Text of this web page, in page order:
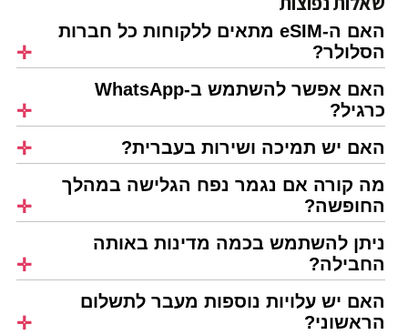
האם ה-eSIM מתאים ללקוחות כל חברות
הסלולר?
האם אפשר להשתמש ב-WhatsApp
כרגיל?
האם יש תמיכה ושירות בעברית?
מה קורה אם נגמר נפח הגלישה במהלך
החופשה?
ניתן להשתמש בכמה מדינות באותה
החבילה?
האם יש עלויות נוספות מעבר לתשלום
הראשוני?